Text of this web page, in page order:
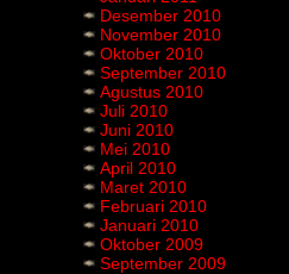
Desember 2010
November 2010
Oktober 2010
September 2010
Agustus 2010
Juli 2010
Juni 2010
Mei 2010
April 2010
Maret 2010
Februari 2010
Januari 2010
Oktober 2009
September 2009